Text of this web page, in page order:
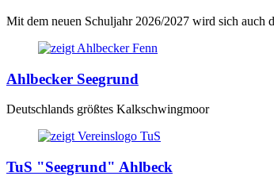
Mit dem neuen Schuljahr 2026/2027 wird sich auch
Ahlbecker Seegrund
Deutschlands größtes Kalkschwingmoor
TuS "Seegrund" Ahlbeck